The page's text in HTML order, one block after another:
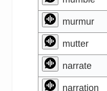
murmur
mutter
narrate
narration